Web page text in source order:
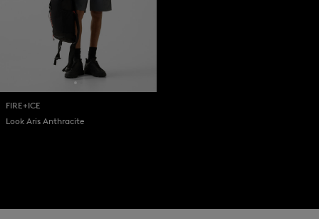
FIRE+ICE
Look Aris Anthracite